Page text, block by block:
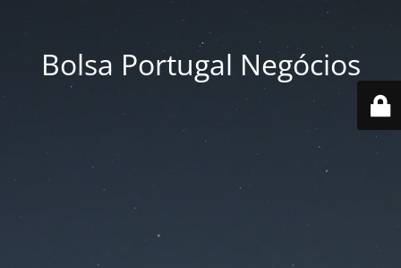
Bolsa Portugal Negócios